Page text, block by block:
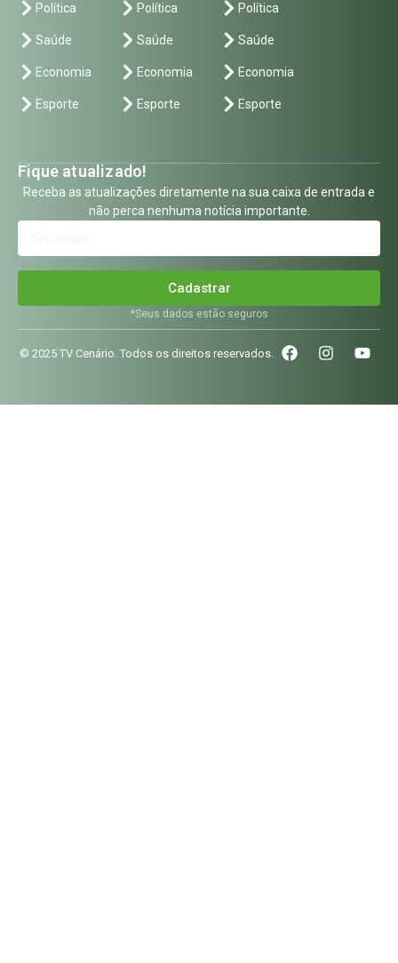
Política
Saúde
Economia
Esporte
Política
Saúde
Economia
Esporte
Política
Saúde
Economia
Esporte
Fique atualizado!
Receba as atualizações diretamente na sua caixa de entrada e
não perca nenhuma notícia importante.
Cadastrar
*Seus dados estão seguros
© 2025 TV Cenário. Todos os direitos reservados.